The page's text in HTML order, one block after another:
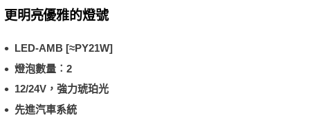
更明亮優雅的燈號
LED-AMB [≈PY21W]
燈泡數量︰2
12/24V，強力琥珀光
先進汽車系統